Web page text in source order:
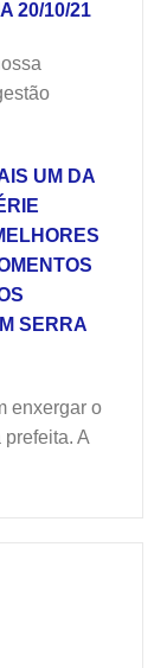
20/10/21
UM DA
SERRA
enxergar o
prefeita. A